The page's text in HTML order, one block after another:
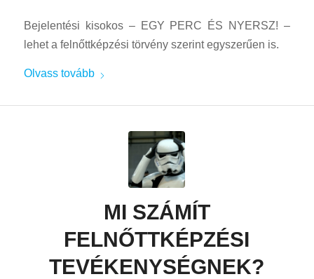
Bejelentési kisokos – EGY PERC ÉS NYERSZ! –
lehet a felnőttképzési törvény szerint egyszerűen is.
Olvass tovább
MI SZÁMÍT
FELNŐTTKÉPZÉSI
TEVÉKENYSÉGNEK?